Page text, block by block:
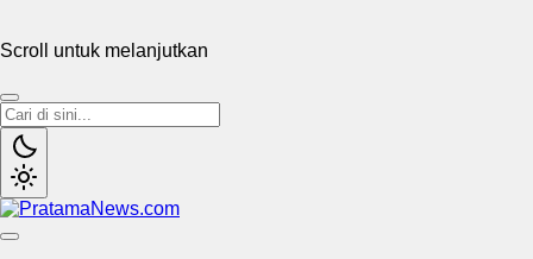
Scroll untuk melanjutkan